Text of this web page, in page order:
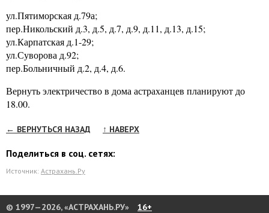
ул.Пятиморская д.79а;
пер.Никольский д.3, д.5, д.7, д.9, д.11, д.13, д.15;
ул.Карпатская д.1-29;
ул.Суворова д.92;
пер.Больничный д.2, д.4, д.6.
Вернуть электричество в дома астраханцев планируют до
18.00.
← ВЕРНУТЬСЯ НАЗАД ↑ НАВЕРХ
Поделиться в соц. сетях:
Источник: Астрахань.Ру
© 1997—2026, «АСТРАХАНЬ.РУ» 16+